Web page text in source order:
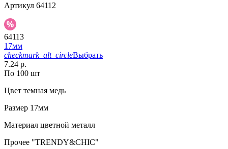
Артикул 64112
64113
17мм
checkmark_alt_circleВыбрать
7.24 р.
По 100 шт
Цвет темная медь
Размер 17мм
Материал цветной металл
Прочее "TRENDY&CHIC"